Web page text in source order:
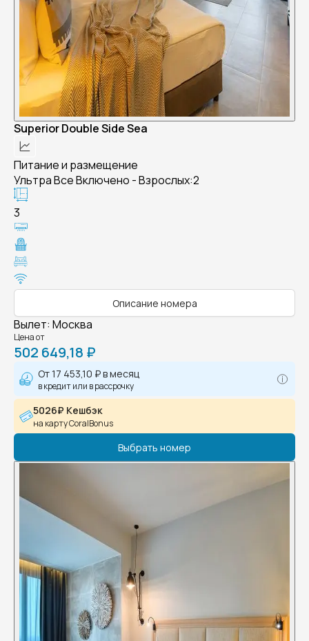
Superior Double Side Sea
Питание и размещение
Ультра Все Включено - Взрослых:2
3
Описание номера
Вылет: Москва
Цена от
502 649,18 ₽
От17 453,10 ₽в месяц
в кредит или в рассрочку
5026₽ Кешбэк
на карту CoralBonus
Выбрать номер